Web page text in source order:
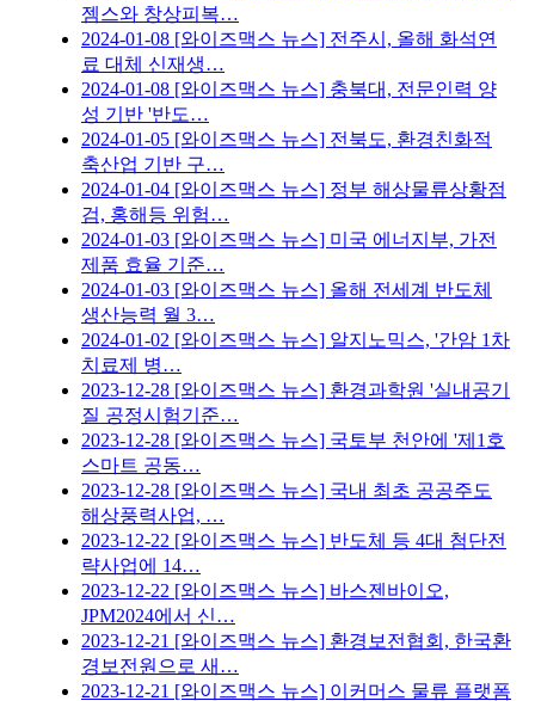
젬스와 창상피복…
2024-01-08 [와이즈맥스 뉴스] 전주시, 올해 화석연
료 대체 신재생…
2024-01-08 [와이즈맥스 뉴스] 충북대, 전문인력 양
성 기반 '반도…
2024-01-05 [와이즈맥스 뉴스] 전북도, 환경친화적
축산업 기반 구…
2024-01-04 [와이즈맥스 뉴스] 정부 해상물류상황점
검, 홍해등 위험…
2024-01-03 [와이즈맥스 뉴스] 미국 에너지부, 가전
제품 효율 기준…
2024-01-03 [와이즈맥스 뉴스] 올해 전세계 반도체
생산능력 월 3…
2024-01-02 [와이즈맥스 뉴스] 알지노믹스, '간암 1차
치료제 병…
2023-12-28 [와이즈맥스 뉴스] 환경과학원 '실내공기
질 공정시험기준…
2023-12-28 [와이즈맥스 뉴스] 국토부 천안에 '제1호
스마트 공동…
2023-12-28 [와이즈맥스 뉴스] 국내 최초 공공주도
해상풍력사업, …
2023-12-22 [와이즈맥스 뉴스] 반도체 등 4대 첨단전
략사업에 14…
2023-12-22 [와이즈맥스 뉴스] 바스젠바이오,
JPM2024에서 신…
2023-12-21 [와이즈맥스 뉴스] 환경보전협회, 한국환
경보전원으로 새…
2023-12-21 [와이즈맥스 뉴스] 이커머스 물류 플랫폼